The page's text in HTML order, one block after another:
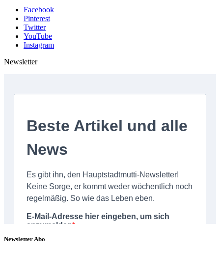
Facebook
Pinterest
Twitter
YouTube
Instagram
Newsletter
Newsletter Abo